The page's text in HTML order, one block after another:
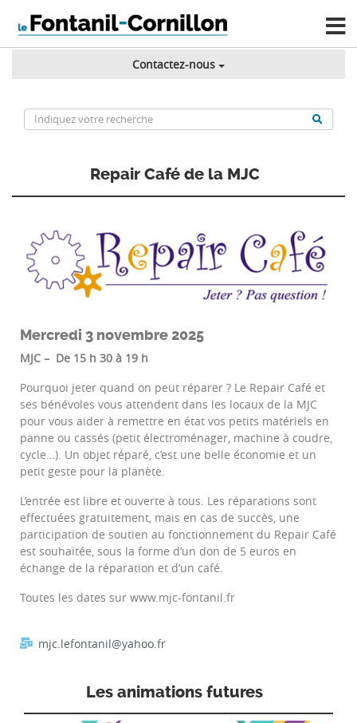
Contactez-nous
Repair Café de la MJC
Mercredi 3 novembre 2025
MJC – De 15 h 30 à 19 h
Pourquoi jeter quand on peut réparer ? Le Repair Café et
ses bénévoles vous attendent dans les locaux de la MJC
pour vous aider à remettre en état vos petits matériels en
panne ou cassés (petit électroménager, machine à coudre,
cycle…). Un objet réparé, c’est une belle économie et un
petit geste pour la planète.
L’entrée est libre et ouverte à tous. Les réparations sont
effectuées gratuitement, mais en cas de succès, une
participation de soutien au fonctionnement du Repair Café
est souhaitée, sous la forme d’un don de 5 euros en
échange de la réparation et d’un café.
Toutes les dates sur www.mjc-fontanil.fr
mjc.lefontanil@yahoo.fr
Les animations futures